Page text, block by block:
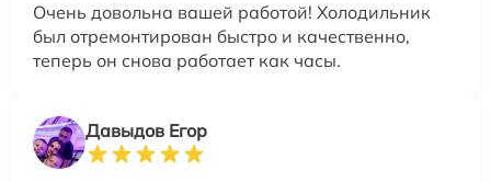
Очень довольна вашей работой! Холодильник
был отремонтирован быстро и качественно,
теперь он снова работает как часы.
Давыдов Егор